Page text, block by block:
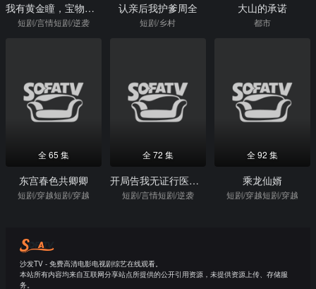
我有黄金瞳，宝物美女来相送
短剧/言情短剧/逆袭
认亲后我护爹周全
短剧/乡村
大山的承诺
都市
全 65 集
东宫春色共卿卿
短剧/穿越短剧/穿越
全 72 集
开局告我无证行医，我当兽医你哭什么
短剧/言情短剧/逆袭
全 92 集
乘龙仙婿
短剧/穿越短剧/穿越
沙发TV - 免费高清电影电视剧综艺在线观看。
本站所有内容均来自互联网分享站点所提供的公开引用资源，未提供资源上传、存储服
务。